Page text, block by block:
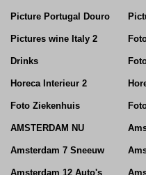
Picture Portugal Douro
Pictures wine Italy 2
Drinks
Horeca Interieur 2
Foto Ziekenhuis
AMSTERDAM NU
Amsterdam 7 Sneeuw
Amsterdam 12 Auto's